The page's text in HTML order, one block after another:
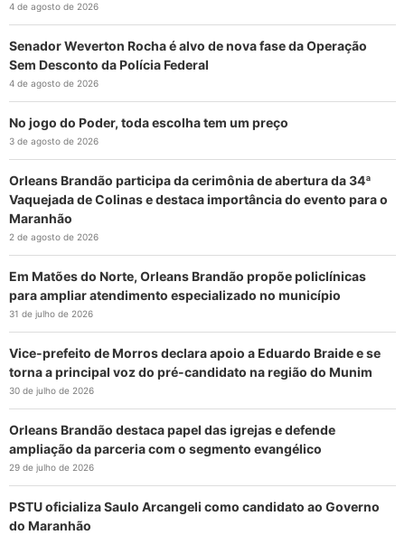
4 de agosto de 2026
Senador Weverton Rocha é alvo de nova fase da Operação
Sem Desconto da Polícia Federal
4 de agosto de 2026
No jogo do Poder, toda escolha tem um preço
3 de agosto de 2026
Orleans Brandão participa da cerimônia de abertura da 34ª
Vaquejada de Colinas e destaca importância do evento para o
Maranhão
2 de agosto de 2026
Em Matões do Norte, Orleans Brandão propõe policlínicas
para ampliar atendimento especializado no município
31 de julho de 2026
Vice-prefeito de Morros declara apoio a Eduardo Braide e se
torna a principal voz do pré-candidato na região do Munim
30 de julho de 2026
Orleans Brandão destaca papel das igrejas e defende
ampliação da parceria com o segmento evangélico
29 de julho de 2026
PSTU oficializa Saulo Arcangeli como candidato ao Governo
do Maranhão